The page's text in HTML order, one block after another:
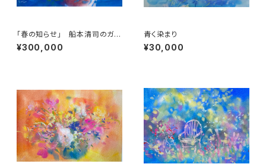
「春の知らせ」 船本清司のガッ
シュ画
¥300,000
青く染まり
¥30,000